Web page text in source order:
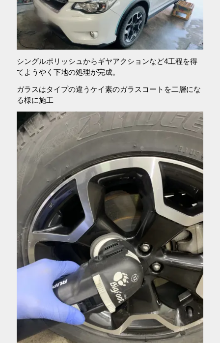
シングルポリッシュからギヤアクションなど4工程を得
てようやく下地の処理が完成。
ガラスはタイプの違うケイ素のガラスコートを二層にな
る様に施工